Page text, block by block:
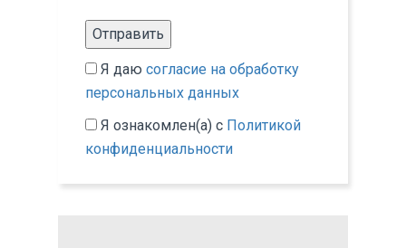
Отправить
Я даю согласие на обработку
персональных данных
Я ознакомлен(а) с Политикой
конфиденциальности